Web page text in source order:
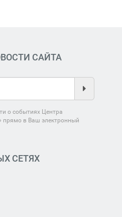
САЙТА
о событиях Центра
прямо в Ваш электронный
СЕТЯХ